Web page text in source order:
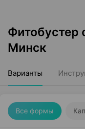
Фитобустер
Минск
Варианты
Все формы